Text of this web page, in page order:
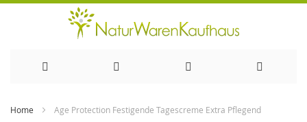
Home Age Protection Festigende Tagescreme Extra Pflegend